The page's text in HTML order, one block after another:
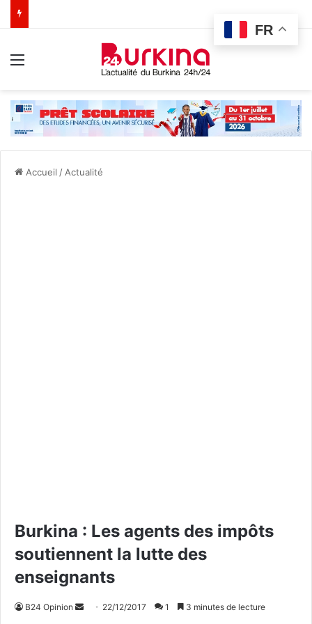
Accueil / Actualité
Burkina : Les agents des impôts
soutiennent la lutte des
enseignants
B24 Opinion 22/12/2017 1 3 minutes de lecture
FR